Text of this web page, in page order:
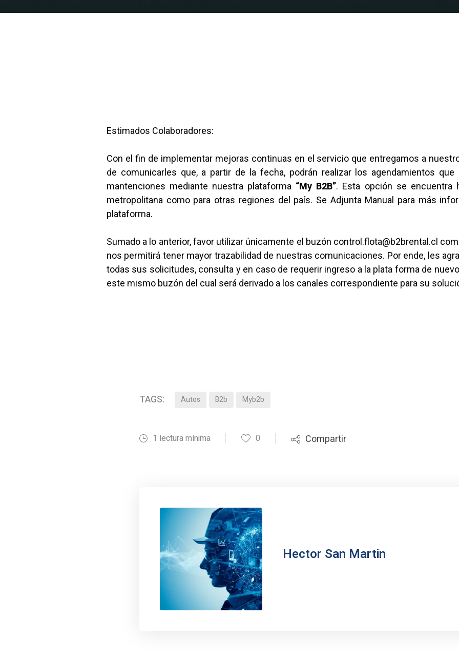
Estimados Colaboradores:
Con el fin de implementar mejoras continuas en el servicio que entregamos a
de comunicarles que, a partir de la fecha, podrán realizar los agendamientos
mantenciones mediante nuestra plataforma “My B2B”. Esta opción se encuentra
metropolitana como para otras regiones del país. Se Adjunta Manual para más
plataforma.
Sumado a lo anterior, favor utilizar únicamente el buzón control.flota@b2brental.cl
nos permitirá tener mayor trazabilidad de nuestras comunicaciones. Por ende, les
todas sus solicitudes, consulta y en caso de requerir ingreso a la plata forma de
este mismo buzón del cual será derivado a los canales correspondiente para su
TAGS: Autos B2b Myb2b
1 lectura mínima 0 Compartir
Hector San Martin